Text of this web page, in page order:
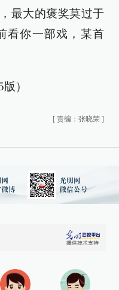
最大的褒奖莫过于
看你一部戏，某首
）
[ 责编：张晓荣 ]